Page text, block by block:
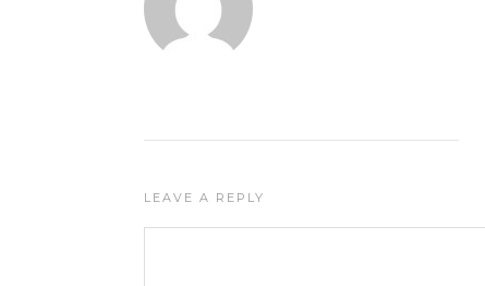
LEAVE A REPLY